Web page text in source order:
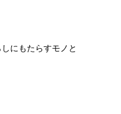
にもたらすモノと